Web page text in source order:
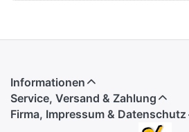
Informationen
Service, Versand & Zahlung
Firma, Impressum & Datenschutz